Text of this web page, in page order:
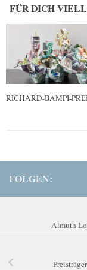
FÜR DICH
RICHARD-BAMPI-
FOLGEN:
Almuth